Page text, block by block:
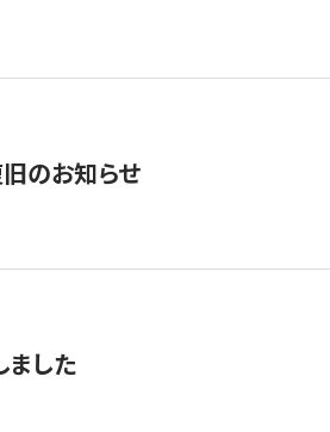
のお知らせ
ました